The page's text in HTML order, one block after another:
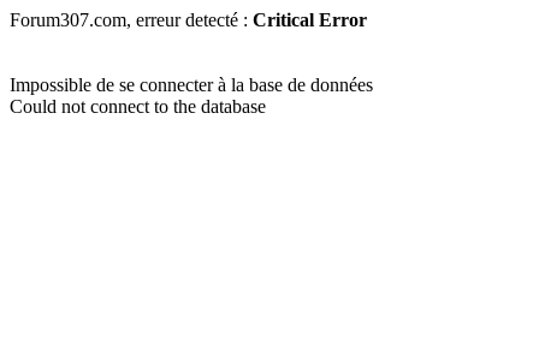
Forum307.com, erreur detecté : Critical Error
Impossible de se connecter à la base de données
Could not connect to the database